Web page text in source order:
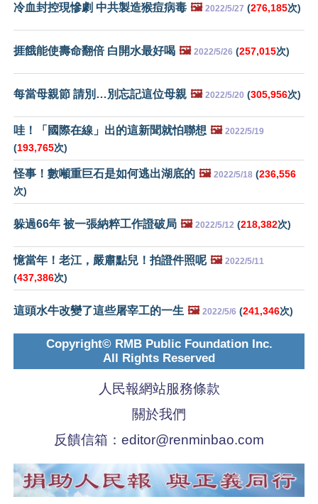
冷血封控現慘劇 中共製造猴痘病毒 🖼️ 2022/5/27 (276,185次)
捱餓能使壽命翻倍 白開水最好喝 🖼️ 2022/5/26 (257,015次)
每當母親節 請別…別忘記這位母親 🖼️ 2022/5/20 (305,956次)
哇！「國際在線」出的這新聞就怕聯想 🖼️ 2022/5/19
(193,765次)
怪事！數噸重巨石是如何逃出湖底的 🖼️ 2022/5/18 (236,556
次)
躲過66年 被一張納粹工作證破局 🖼️ 2022/5/12 (218,382次)
憶當年！老江，嚴肅點兒！拍證件照呢 🖼️ 2022/5/11
(437,386次)
這頭水牛改變了這些屠宰工的一生 🖼️ 2022/5/6 (241,346次)
Copyright© RMB Public Foundation Inc.
All Rights Reserved
人民報網站服務條款
關於我們
反饋信箱： editor@renminbao.com